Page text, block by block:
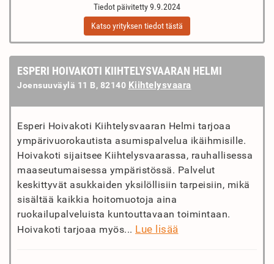
Tiedot päivitetty 9.9.2024
Katso yrityksen tiedot tästä
ESPERI HOIVAKOTI KIIHTELYSVAARAN HELMI
Joensuuväylä 11 B, 82140 Kiihtelysvaara
Esperi Hoivakoti Kiihtelysvaaran Helmi tarjoaa
ympärivuorokautista asumispalvelua ikäihmisille.
Hoivakoti sijaitsee Kiihtelysvaarassa, rauhallisessa
maaseutumaisessa ympäristössä. Palvelut
keskittyvät asukkaiden yksilöllisiin tarpeisiin, mikä
sisältää kaikkia hoitomuotoja aina
ruokailupalveluista kuntouttavaan toimintaan.
Hoivakoti tarjoaa myös... Lue lisää